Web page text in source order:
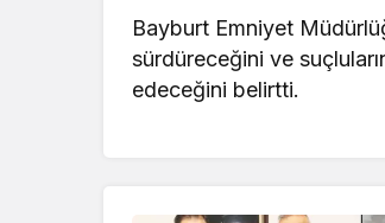
Bayburt Emniyet
sürdüreceğini ve
edeceğini belirtti.